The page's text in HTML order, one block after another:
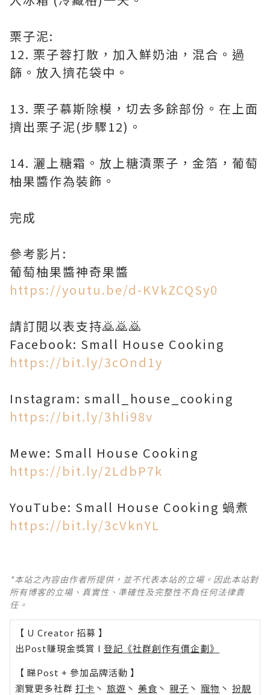
栗子泥:
12. 栗子蓉打散，加入鮮奶油，混合。過
篩。放入擠花袋中。
13. 栗子慕斯除模，切去多餘部份。在上面
擠出栗子泥(步驟12)。
14. 灑上糖霜。放上糖漬栗子，金箔，葡萄
柚果醬作為裝飾。
完成
參考影片:
https://youtu.be/d-KVkZCQSy0
請訂閱以表支持🙇🙇🙇
https://bit.ly/3cOnd1y
https://bit.ly/3hli98v
https://bit.ly/2LdbP7k
https://bit.ly/3cVknYL
*本站之內容由作者所提供，並不代表本站的立場。因此本站對
所有博客的立場、真實性、準確性及完整性不負任何法律責
任。
【 U Creator 招募 】
出Post賺現金獎賞 l 登記《社群創作有價企劃》
【 睇Post + 參加品牌活動 】
瀏覽更多社群 打卡 丶 旅遊 丶 美食 丶 親子 丶 寵物 丶 扮靚